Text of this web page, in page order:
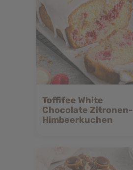
Toffifee White
Chocolate Zitronen-
Himbeerkuchen